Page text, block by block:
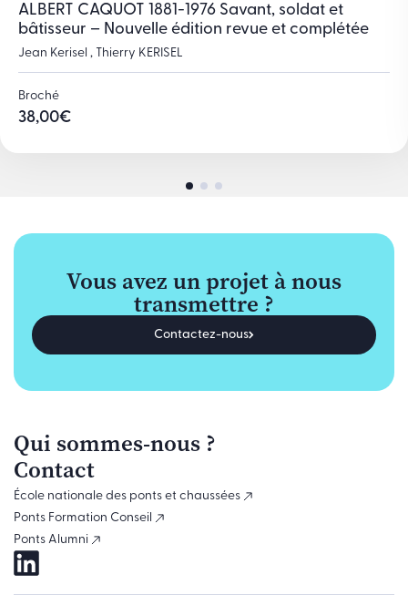
ALBERT CAQUOT 1881-1976 Savant, soldat et
bâtisseur – Nouvelle édition revue et complétée
Jean Kerisel , Thierry KERISEL
Broché
38,00€
Vous avez un projet à nous
transmettre ?
Contactez-nous
Qui sommes-nous ?
Contact
École nationale des ponts et chaussées
Ponts Formation Conseil
Ponts Alumni